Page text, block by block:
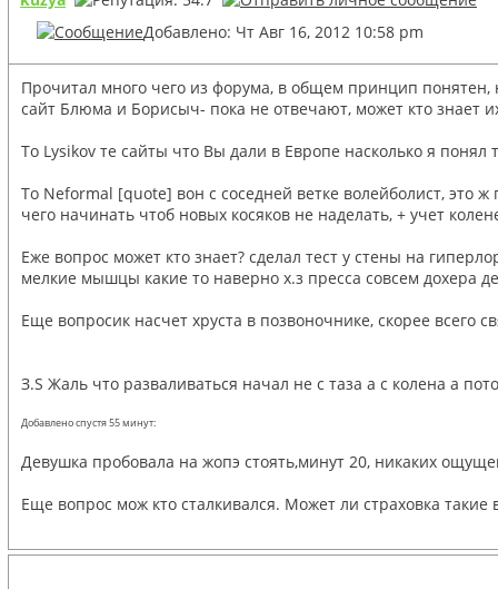
Добавлено: Чт Авг 16, 2012 10:58 pm
Прочитал много чего из форума, в общем принцип
сайт Блюма и Борисыч- пока не отвечают, может кто знает
То Lysikov те сайты что Вы дали в Европе насколько я
То Neformal [quote] вон с соседней ветке волейболист, это
чего начинать чтоб новых косяков не наделать, + учет
Еже вопрос может кто знает? сделал тест у стены на
мелкие мышцы какие то наверно х.з пресса совсем дохера
Еще вопросик насчет хруста в позвоночнике, скорее всего
З.S Жаль что разваливаться начал не с таза а с колена а
Добавлено спустя 55 минут:
Девушка пробовала на жопэ стоять,минут 20, никаких
Еще вопрос мож кто сталкивался. Может ли страховка